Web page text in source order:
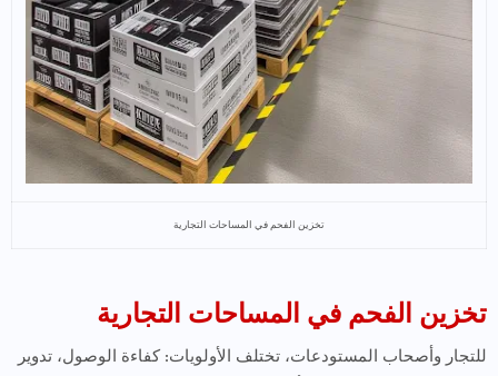
تخزين الفحم في المساحات التجارية
تخزين الفحم في المساحات التجارية
للتجار وأصحاب المستودعات، تختلف الأولويات: كفاءة الوصول، تدوير